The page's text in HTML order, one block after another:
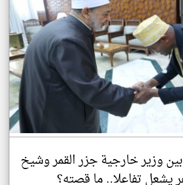
بين وزير خارجية جزر القمر وشيخ
يشعل تفاعلا.. ما قصته؟